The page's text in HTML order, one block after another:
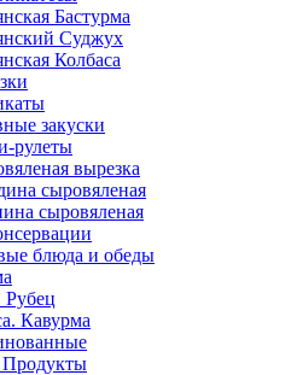
Бастурма
Суджух
Колбаса
закуски
рулеты
вырезка
сыровяленая
сыровяленая
блюда и обеды
Кавурма